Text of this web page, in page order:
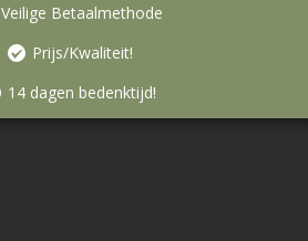
Veilige Betaalmethode
Prijs/Kwaliteit!
14 dagen bedenktijd!